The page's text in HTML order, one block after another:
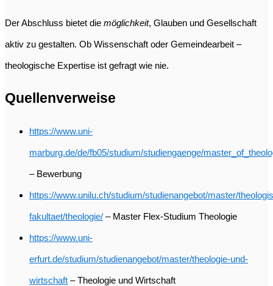
Der Abschluss bietet die möglichkeit, Glauben und Gesellschaft
aktiv zu gestalten. Ob Wissenschaft oder Gemeindearbeit –
theologische Expertise ist gefragt wie nie.
Quellenverweise
https://www.uni-
marburg.de/de/fb05/studium/studiengaenge/
– Bewerbung
https://www.unilu.ch/studium/studienangebot/master/
fakultaet/theologie/ – Master Flex-Studium Theologie
https://www.uni-
erfurt.de/studium/studienangebot/master/theologie-und-
wirtschaft – Theologie und Wirtschaft